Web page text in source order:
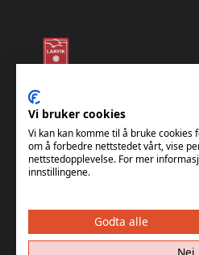
Vi bruker cookies
Vi kan kan komme til å bruke
om å forbedre nettstedet vårt, vise
nettstedopplevelse. For mer
innstillingene.
Godta alle